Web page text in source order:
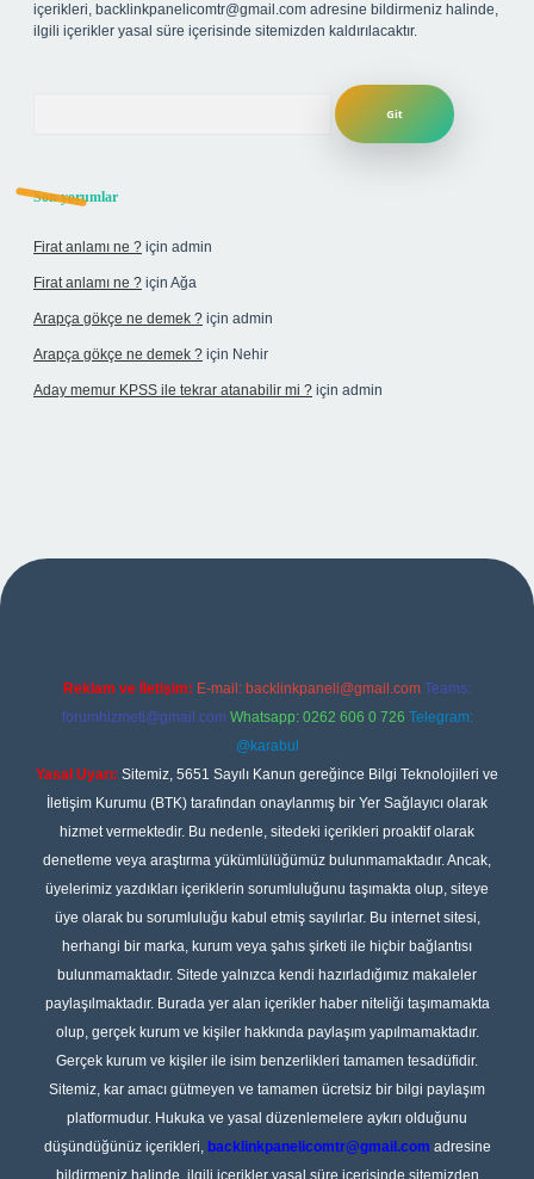
içerikleri, backlinkpanelicomtr@gmail.com adresine bildirmeniz halinde,
ilgili içerikler yasal süre içerisinde sitemizden kaldırılacaktır.
Son yorumlar
Firat anlamı ne ? için admin
Firat anlamı ne ? için Ağa
Arapça gökçe ne demek ? için admin
Arapça gökçe ne demek ? için Nehir
Aday memur KPSS ile tekrar atanabilir mi ? için admin
Reklam ve İletişim: E-mail: backlinkpaneli@gmail.com Teams:
forumhizmeti@gmail.com Whatsapp: 0262 606 0 726 Telegram:
@karabul
Yasal Uyarı: Sitemiz, 5651 Sayılı Kanun gereğince Bilgi Teknolojileri ve
İletişim Kurumu (BTK) tarafından onaylanmış bir Yer Sağlayıcı olarak
hizmet vermektedir. Bu nedenle, sitedeki içerikleri proaktif olarak
denetleme veya araştırma yükümlülüğümüz bulunmamaktadır. Ancak,
üyelerimiz yazdıkları içeriklerin sorumluluğunu taşımakta olup, siteye
üye olarak bu sorumluluğu kabul etmiş sayılırlar. Bu internet sitesi,
herhangi bir marka, kurum veya şahıs şirketi ile hiçbir bağlantısı
bulunmamaktadır. Sitede yalnızca kendi hazırladığımız makaleler
paylaşılmaktadır. Burada yer alan içerikler haber niteliği taşımamakta
olup, gerçek kurum ve kişiler hakkında paylaşım yapılmamaktadır.
Gerçek kurum ve kişiler ile isim benzerlikleri tamamen tesadüfidir.
Sitemiz, kar amacı gütmeyen ve tamamen ücretsiz bir bilgi paylaşım
platformudur. Hukuka ve yasal düzenlemelere aykırı olduğunu
düşündüğünüz içerikleri, backlinkpanelicomtr@gmail.com adresine
bildirmeniz halinde, ilgili içerikler yasal süre içerisinde sitemizden